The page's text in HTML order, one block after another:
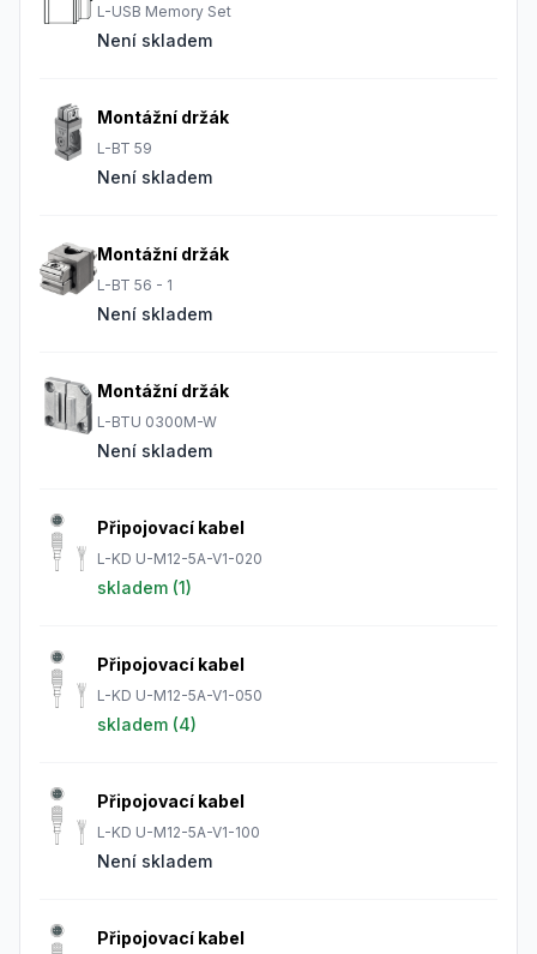
L-USB Memory Set
Není skladem
Montážní držák
L-BT 59
Není skladem
Montážní držák
L-BT 56 - 1
Není skladem
Montážní držák
L-BTU 0300M-W
Není skladem
Připojovací kabel
L-KD U-M12-5A-V1-020
skladem (1)
Připojovací kabel
L-KD U-M12-5A-V1-050
skladem (4)
Připojovací kabel
L-KD U-M12-5A-V1-100
Není skladem
Připojovací kabel